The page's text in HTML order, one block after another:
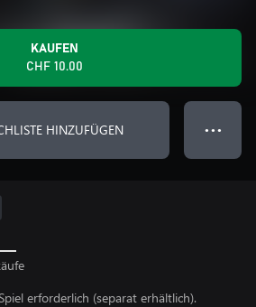
KAUFEN
CHF 10.00
HINZUFÜGEN ● ● ●
erforderlich (separat erhältlich).